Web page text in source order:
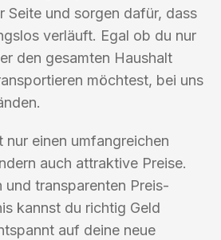
Seite und sorgen dafür, dass
verläuft. Egal ob du nur
den gesamten Haushalt
möchtest, bei uns
einen umfangreichen
auch attraktive Preise.
und transparenten Preis-
kannst du richtig Geld
auf deine neue